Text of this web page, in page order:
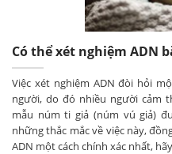
Có thể xét nghiệm ADN
Việc xét nghiệm ADN đòi hỏi
người, do đó nhiều người cảm
mẫu núm ti giả (núm vú giả)
những thắc mắc về việc này,
ADN một cách chính xác nhất,